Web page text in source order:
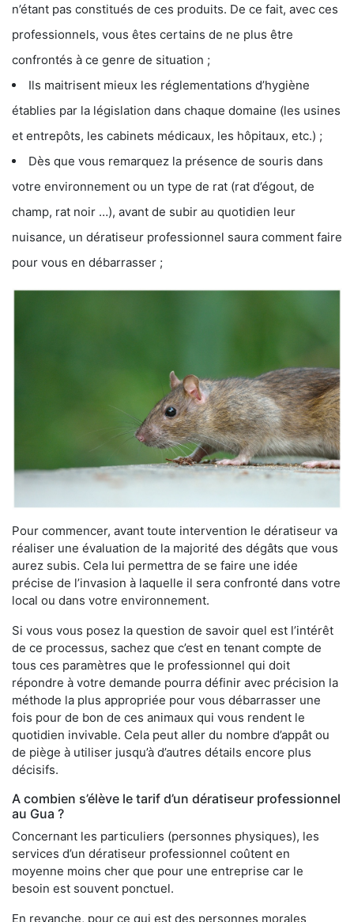
n’étant pas constitués de ces produits. De ce fait, avec ces
professionnels, vous êtes certains de ne plus être
confrontés à ce genre de situation ;
Ils maitrisent mieux les réglementations d’hygiène
établies par la législation dans chaque domaine (les usines
et entrepôts, les cabinets médicaux, les hôpitaux, etc.) ;
Dès que vous remarquez la présence de souris dans
votre environnement ou un type de rat (rat d’égout, de
champ, rat noir …), avant de subir au quotidien leur
nuisance, un dératiseur professionnel saura comment faire
pour vous en débarrasser ;
Pour commencer, avant toute intervention le dératiseur va
réaliser une évaluation de la majorité des dégâts que vous
aurez subis. Cela lui permettra de se faire une idée
précise de l’invasion à laquelle il sera confronté dans votre
local ou dans votre environnement.
Si vous vous posez la question de savoir quel est l’intérêt
de ce processus, sachez que c’est en tenant compte de
tous ces paramètres que le professionnel qui doit
répondre à votre demande pourra définir avec précision la
méthode la plus appropriée pour vous débarrasser une
fois pour de bon de ces animaux qui vous rendent le
quotidien invivable. Cela peut aller du nombre d’appât ou
de piège à utiliser jusqu’à d’autres détails encore plus
décisifs.
A combien s’élève le tarif d’un dératiseur professionnel
au Gua ?
Concernant les particuliers (personnes physiques), les
services d’un dératiseur professionnel coûtent en
moyenne moins cher que pour une entreprise car le
besoin est souvent ponctuel.
En revanche, pour ce qui est des personnes morales